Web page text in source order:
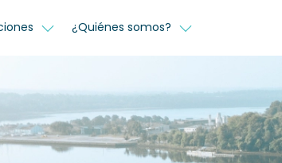
¿Quiénes somos?